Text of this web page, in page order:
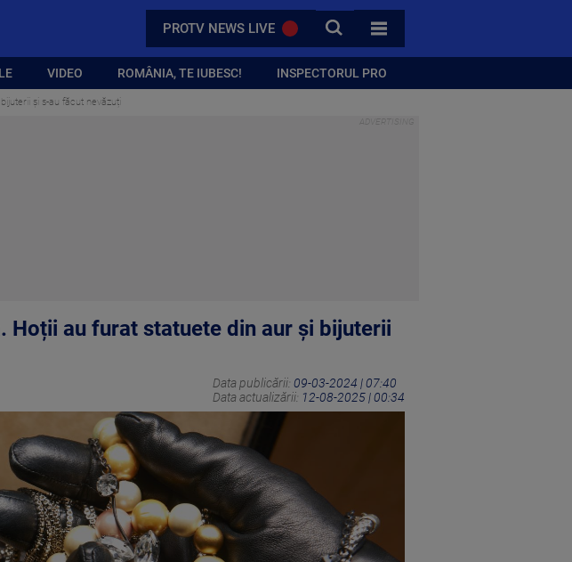
PROTV NEWS LIVE CAUTA
TOATE CATEGORIILE
VIDEO ROMÂNIA, TE IUBESC! INSPECTORUL PRO
și s-au făcut nevăzuți
Hoții au furat statuete din aur şi bijuterii
Data publicării: 09-03-2024 | 07:40
Data actualizării: 12-08-2025 | 00:34